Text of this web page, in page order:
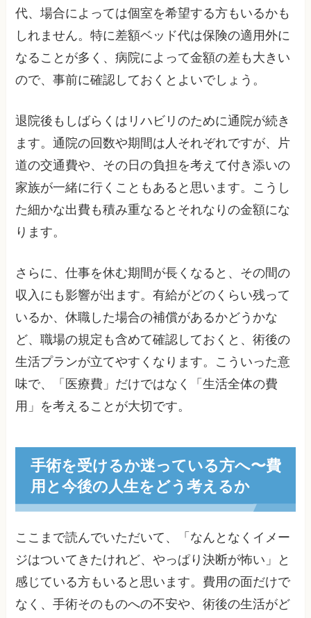
代、場合によっては個室を希望する方もいるかも
しれません。特に差額ベッド代は保険の適用外に
なることが多く、病院によって金額の差も大きい
ので、事前に確認しておくとよいでしょう。
退院後もしばらくはリハビリのために通院が続き
ます。通院の回数や期間は人それぞれですが、片
道の交通費や、その日の負担を考えて付き添いの
家族が一緒に行くこともあると思います。こうし
た細かな出費も積み重なるとそれなりの金額にな
ります。
さらに、仕事を休む期間が長くなると、その間の
収入にも影響が出ます。有給がどのくらい残って
いるか、休職した場合の補償があるかどうかな
ど、職場の規定も含めて確認しておくと、術後の
生活プランが立てやすくなります。こういった意
味で、「医療費」だけではなく「生活全体の費
用」を考えることが大切です。
手術を受けるか迷っている方へ〜費
用と今後の人生をどう考えるか
ここまで読んでいただいて、「なんとなくイメー
ジはついてきたけれど、やっぱり決断が怖い」と
感じている方もいると思います。費用の面だけで
なく、手術そのものへの不安や、術後の生活がど